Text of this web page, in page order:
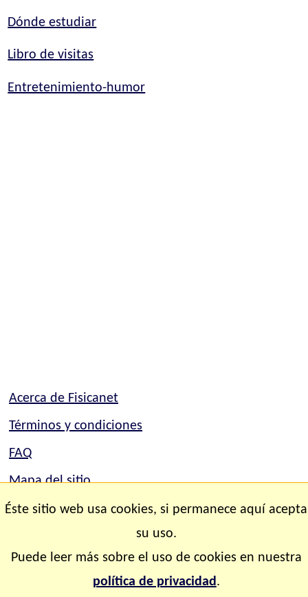
Dónde estudiar
Libro de visitas
Entretenimiento-humor
Acerca de Fisicanet
Términos y condiciones
FAQ
Mapa del sitio
Contacto
Copyright © 2.000-2.028 Fisicanet ® Todos los
derechos reservados
Éste sitio web usa cookies, si permanece aquí acepta
su uso.
Puede leer más sobre el uso de cookies en nuestra
política de privacidad.